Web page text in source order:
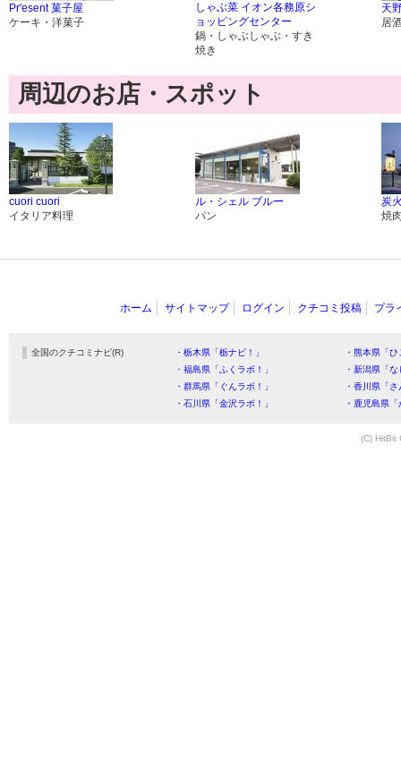
Pr'esent 菓子屋
ケーキ・洋菓子
しゃぶ菜 イオン各務原シ
ョッピングセンター
鍋・しゃぶしゃぶ・すき
焼き
天
居
周辺のお店・スポット
cuori cuori
イタリア料理
ル・シェル ブルー
パン
炭
焼
ホーム サイトマップ ログイン クチコミ投稿 プラ
全国のクチコミナビ(R) ・栃木県「栃ナビ！」
・熊本県「
・福島県「ふくラボ！」
・新潟県「
・群馬県「ぐんラボ！」
・香川県「
・石川県「金沢ラボ！」
・鹿児島県
(C) HitBit